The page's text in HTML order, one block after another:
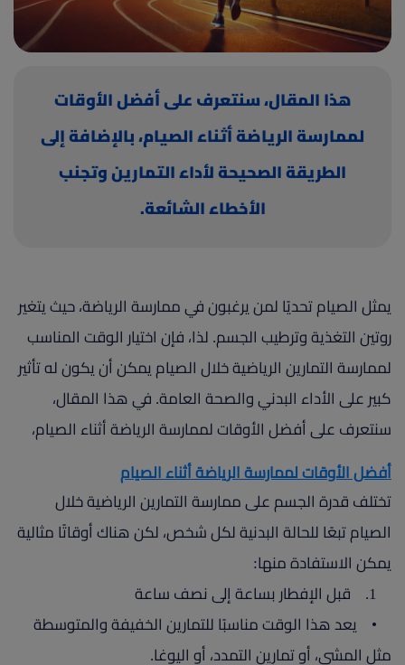
أعلن معنا(current)
هذا المقال، سنتعرف على أفضل الأوقات
لممارسة الرياضة أثناء الصيام، بالإضافة إلى
الطريقة الصحيحة لأداء التمارين وتجنب
الأخطاء الشائعة.
يمثل الصيام تحديًا لمن يرغبون في ممارسة الرياضة، حيث يتغير
روتين التغذية وترطيب الجسم. لذا، فإن اختيار الوقت المناسب
لممارسة التمارين الرياضية خلال الصيام يمكن أن يكون له تأثير
كبير على الأداء البدني والصحة العامة. في هذا المقال،
سنتعرف على أفضل الأوقات لممارسة الرياضة أثناء الصيام،
أفضل الأوقات لممارسة الرياضة أثناء الصيام
تختلف قدرة الجسم على ممارسة التمارين الرياضية خلال
الصيام تبعًا للحالة البدنية لكل شخص، لكن هناك أوقاتًا مثالية
يمكن الاستفادة منها:
• يعد هذا الوقت مناسبًا للتمارين الخفيفة والمتوسطة
مثل المشي، أو تمارين التمدد، أو اليوغا.